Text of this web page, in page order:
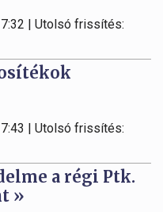
| Utolsó frissítés:
| Utolsó frissítés:
a régi Ptk.
»